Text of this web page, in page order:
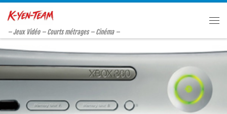
Passer au contenu
– Jeux Vidéo – Courts métrages – Cinéma –